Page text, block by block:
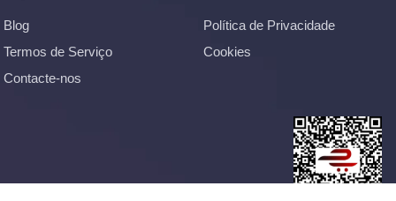
Blog
Política de Privacidade
Termos de Serviço
Cookies
Contacte-nos